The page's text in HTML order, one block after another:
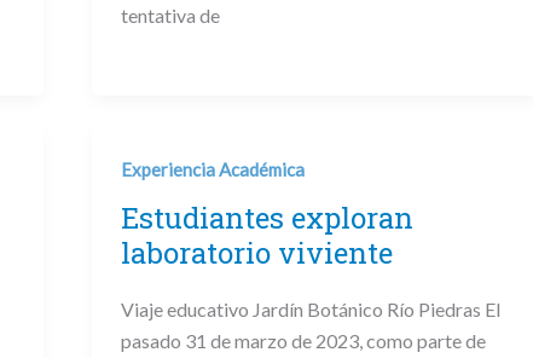
tentativa de
Experiencia Académica
Estudiantes exploran
laboratorio viviente
Viaje educativo Jardín Botánico Río Piedras El
pasado 31 de marzo de 2023, como parte de